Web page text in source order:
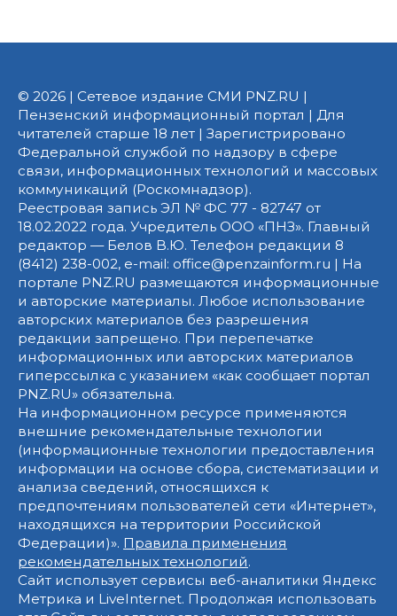
© 2026 | Сетевое издание СМИ PNZ.RU |
Пензенский информационный портал | Для
читателей старше 18 лет | Зарегистрировано
Федеральной службой по надзору в сфере
связи, информационных технологий и массовых
коммуникаций (Роскомнадзор).
Реестровая запись ЭЛ № ФС 77 - 82747 от
18.02.2022 года. Учредитель ООО «ПНЗ». Главный
редактор — Белов В.Ю. Телефон редакции 8
(8412) 238-002, e-mail: office@penzainform.ru | На
портале PNZ.RU размещаются информационные
и авторские материалы. Любое использование
авторских материалов без разрешения
редакции запрещено. При перепечатке
информационных или авторских материалов
гиперссылка с указанием «как сообщает портал
PNZ.RU» обязательна.
На информационном ресурсе применяются
внешние рекомендательные технологии
(информационные технологии предоставления
информации на основе сбора, систематизации и
анализа сведений, относящихся к
предпочтениям пользователей сети «Интернет»,
находящихся на территории Российской
Федерации)». Правила применения
рекомендательных технологий.
Сайт использует сервисы веб-аналитики Яндекс
Метрика и LiveInternet. Продолжая использовать